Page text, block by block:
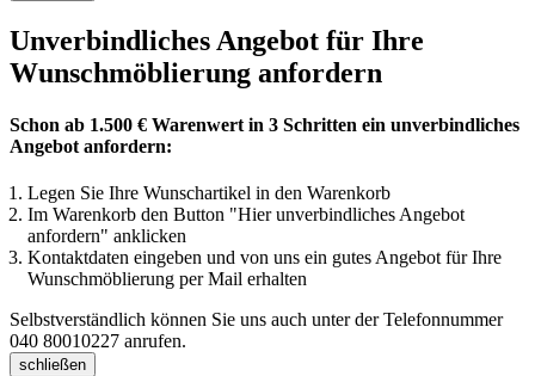
Unverbindliches Angebot für Ihre
Wunschmöblierung anfordern
Schon ab 1.500 € Warenwert in 3 Schritten ein unverbindliches
Angebot anfordern:
Legen Sie Ihre Wunschartikel in den Warenkorb
Im Warenkorb den Button "Hier unverbindliches Angebot
anfordern" anklicken
Kontaktdaten eingeben und von uns ein gutes Angebot für Ihre
Wunschmöblierung per Mail erhalten
Selbstverständlich können Sie uns auch unter der Telefonnummer
040 80010227 anrufen.
schließen